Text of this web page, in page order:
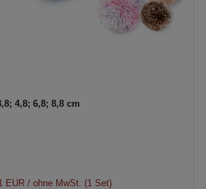
4,8; 6,8; 8,8 cm
EUR / ohne MwSt. (1 Set)